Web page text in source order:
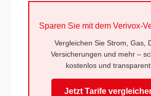
Sparen Sie mit dem Verivox-
Vergleichen Sie Strom, Gas,
Versicherungen und mehr –
kostenlos und transparent.
Jetzt Tarife